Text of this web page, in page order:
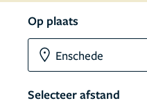
Op plaats
Selecteer afstand